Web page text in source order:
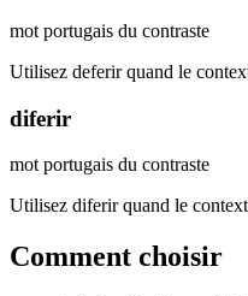
mot portugais du contraste
Utilisez deferir quand le
diferir
mot portugais du contraste
Utilisez diferir quand le
Comment choisir